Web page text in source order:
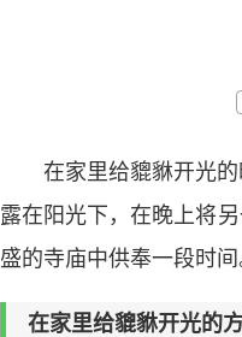
在家里给貔貅开光
露在阳光下，在晚上将
盛的寺庙中供奉一段时间
在家里给貔貅开光的